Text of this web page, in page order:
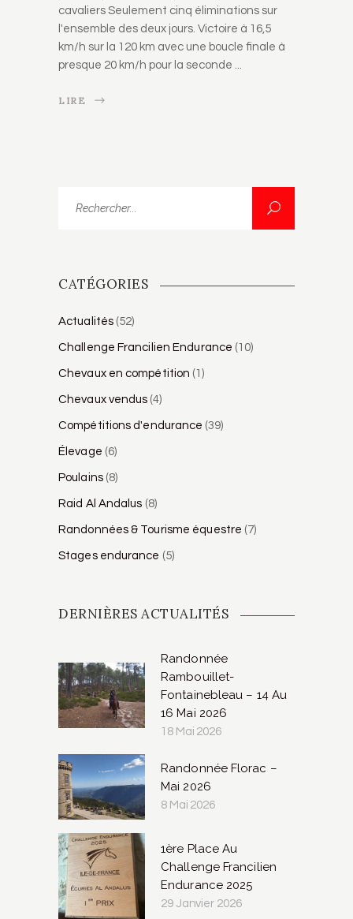
cavaliers Seulement cinq éliminations sur
l'ensemble des deux jours. Victoire à 16,5
km/h sur la 120 km avec une boucle finale à
presque 20 km/h pour la seconde
LIRE
CATÉGORIES
Actualités (52)
Challenge Francilien Endurance (10)
Chevaux en compétition (1)
Chevaux vendus (4)
Compétitions d'endurance (39)
Élevage (6)
Poulains(8)
Raid Al Andalus (8)
Randonnées & Tourisme équestre (7)
Stages endurance (5)
DERNIÈRES ACTUALITÉS
Randonnée
Rambouillet-
Fontainebleau – 14 Au
16 Mai 2026
18 Mai 2026
Randonnée Florac –
Mai 2026
8 Mai 2026
1ère Place Au
Challenge Francilien
Endurance 2025
29 Janvier 2026